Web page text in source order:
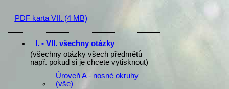
PDF karta VII. (4 MB)
I. - VII. všechny otázky
(všechny otázky všech předmětů
např. pokud si je chcete vytisknout)
Úroveň A - nosné okruhy
(vše)